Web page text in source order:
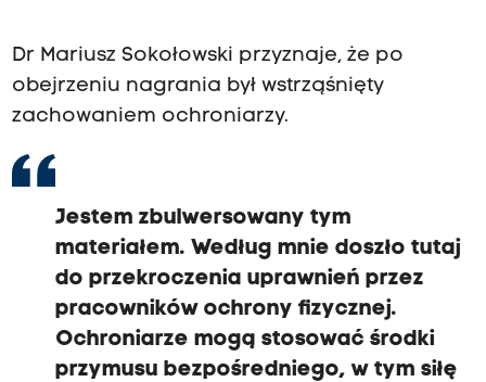
Dr Mariusz Sokołowski przyznaje, że po
obejrzeniu nagrania był wstrząśnięty
zachowaniem ochroniarzy.
Jestem zbulwersowany tym
materiałem. Według mnie doszło tutaj
do przekroczenia uprawnień przez
pracowników ochrony fizycznej.
Ochroniarze mogą stosować środki
przymusu bezpośredniego, w tym siłę